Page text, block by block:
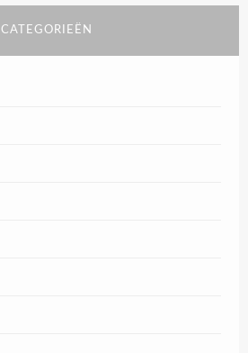
CATEGORIEËN